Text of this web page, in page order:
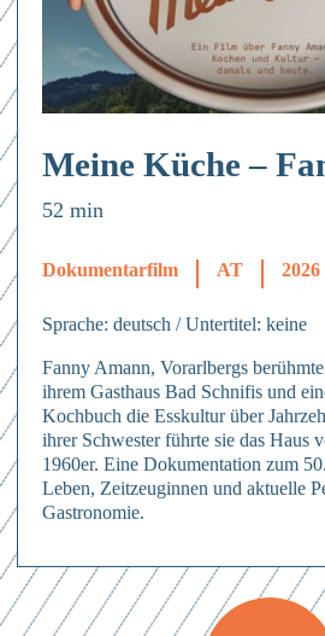
Meine Küche –
52 min
Dokumentarfilm AT 2026
Sprache: deutsch / Untertitel: keine
Fanny Amann, Vorarlbergs
ihrem Gasthaus Bad Schnifis und
Kochbuch die Esskultur über
ihrer Schwester führte sie das Haus
1960er. Eine Dokumentation zum
Leben, Zeitzeuginnen und aktuelle
Gastronomie.